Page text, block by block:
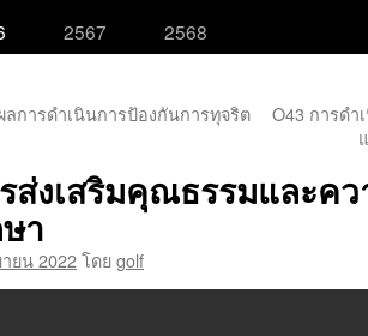
2567
2568
ลการดำเนินการป้องกันการทุจริต
O43 การด
ส่งเสริมคุณธรรมและค
า
ยน 2022โดยgolf